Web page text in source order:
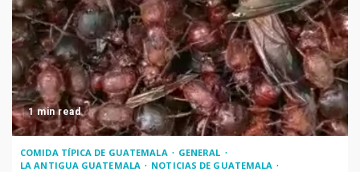
1 min read
COMIDA TÍPICA DE GUATEMALA
GENERAL
LA ANTIGUA GUATEMALA
NOTICIAS DE GUATEMALA